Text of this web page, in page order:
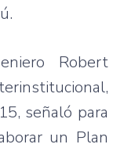
Robert
señaló para
un Plan